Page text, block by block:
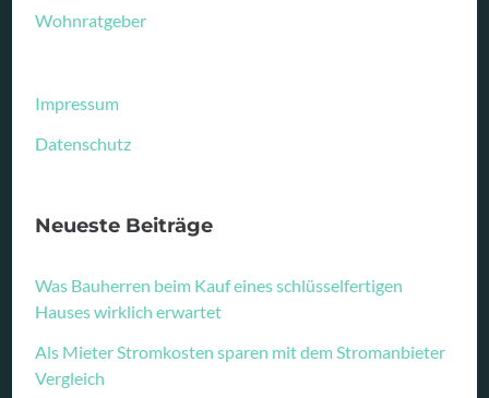
Wohnratgeber
Impressum
Datenschutz
Neueste Beiträge
Was Bauherren beim Kauf eines schlüsselfertigen
Hauses wirklich erwartet
Als Mieter Stromkosten sparen mit dem Stromanbieter
Vergleich